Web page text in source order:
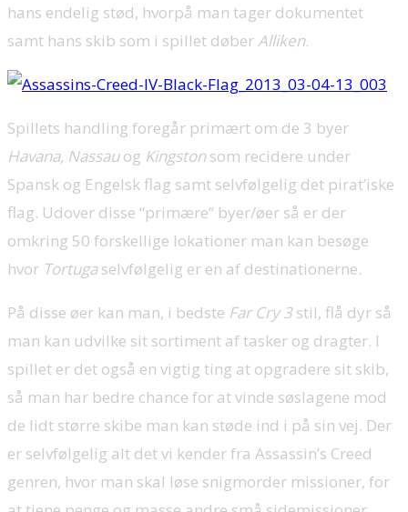
hans endelig stød, hvorpå man tager dokumentet
samt hans skib som i spillet døberAlliken.
Spillets handling foregår primært om de 3 byer
Havana, Nassauog Kingstonsom recidere under
Spansk og Engelsk flag samt selvfølgelig det pirat’iske
flag. Udover disse “primære” byer/øer så er der
omkring 50 forskellige lokationer man kan besøge
hvor Tortugaselvfølgelig er en af destinationerne.
På disse øer kan man, i bedste Far Cry 3stil, flå dyr så
man kan udvilke sit sortiment af tasker og dragter. I
spillet er det også en vigtig ting at opgradere sit skib,
så man har bedre chance for at vinde søslagene mod
de lidt større skibe man kan støde ind i på sin vej. Der
er selvfølgelig alt det vi kender fra Assassin’s Creed
genren, hvor man skal løse snigmorder missioner, for